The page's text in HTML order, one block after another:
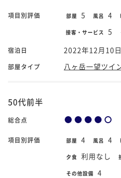
項目別評価 部屋 5 風呂 4
接客・サービス 5
宿泊日 2022年12月10日
部屋タイプ 八ヶ岳一望ツイ
50代前半
総合点
項目別評価 部屋 4 風呂 4
夕食 利用なし
その他設備 4